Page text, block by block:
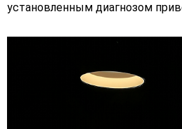
установленным диагнозом